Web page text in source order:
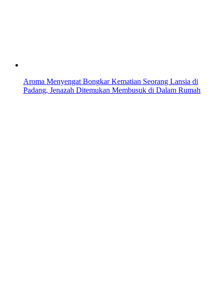
Aroma Menyengat Bongkar Kematian Seorang Lansia di
Padang, Jenazah Ditemukan Membusuk di Dalam Rumah